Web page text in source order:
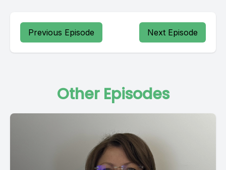
Previous Episode Next Episode
Other Episodes